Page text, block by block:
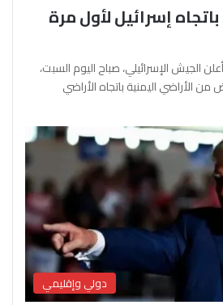
إسرائيل لأول مرة
آفرين علو ـ xeber24.net أعلن الجيش الإسرائيلي، صباح اليوم السبت،
الأراضي اليمنية باتجاه الأراضي
دولي وإقليمي